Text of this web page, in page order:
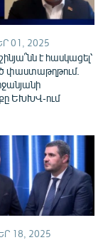
01, 2025
է հասկացել՝
փաստաթղթում.
ԵԽԽՎ-ում
18, 2025